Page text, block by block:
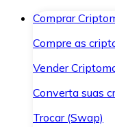
Comprar
Compre as
Vender
Converta suas
Trocar (Swap)